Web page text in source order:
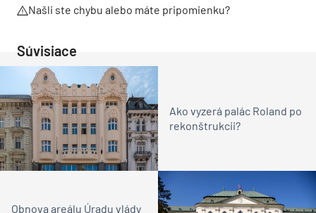
Našli ste chybu alebo máte pripomienku?
Súvisiace
Ako vyzerá palác Roland po
rekonštrukcii?
Obnova areálu Úradu vlády